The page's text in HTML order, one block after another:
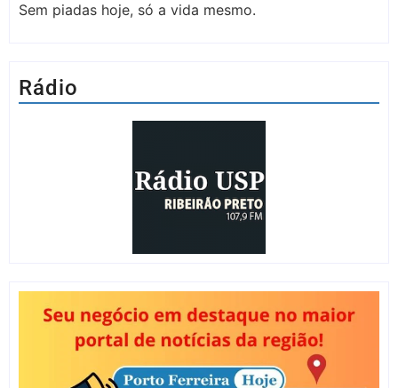
Sem piadas hoje, só a vida mesmo.
Rádio